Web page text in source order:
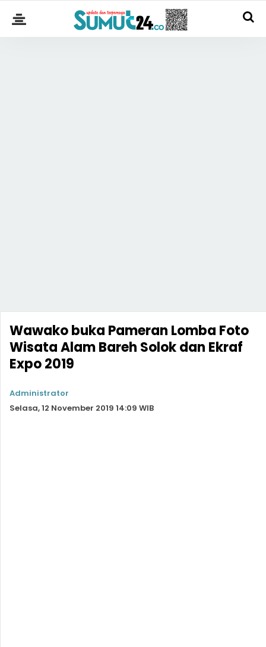
Wawako buka Pameran Lomba Foto
Wisata Alam Bareh Solok dan Ekraf
Expo 2019
Administrator
Selasa, 12 November 2019 14:09 WIB